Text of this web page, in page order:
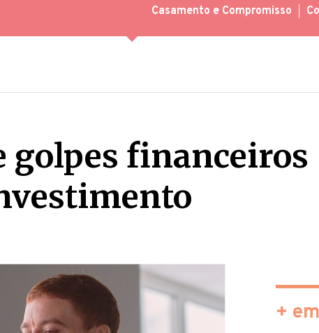
Casamento e Compromisso
golpes financeiros
+